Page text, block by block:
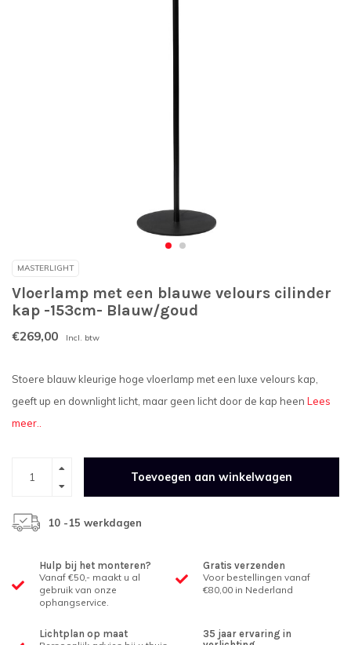
MASTERLIGHT
Vloerlamp met een blauwe velours cilinder
kap -153cm- Blauw/goud
€269,00 Incl. btw
Stoere blauw kleurige hoge vloerlamp met een luxe velours kap,
geeft up en downlight licht, maar geen licht door de kap heen Lees
meer..
Toevoegen aan winkelwagen
10 -15 werkdagen
Hulp bij het monteren?
Vanaf €50,- maakt u al
gebruik van onze
ophangservice.
Gratis verzenden
Voor bestellingen vanaf
€80,00 in Nederland
Lichtplan op maat
35 jaar ervaring in